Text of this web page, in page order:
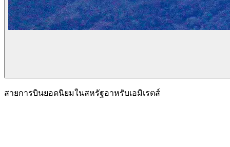
สายการบินยอดนิยมในสหรัฐอาหรับเอมิเรตส์